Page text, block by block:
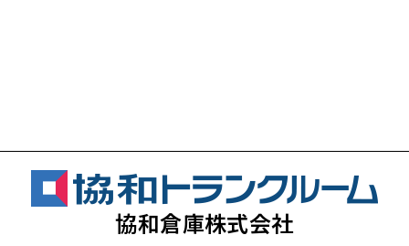
協和倉庫株式会社